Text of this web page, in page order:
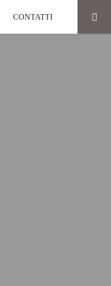
CONTATTI